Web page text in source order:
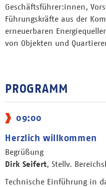
Geschäftsführer:innen,
Führungskräfte aus der
erneuerbaren
von Objekten und
PROGRAMM
09:00
Herzlich willkommen
Begrüßung
Dirk Seifert, Stellv.
Technische Einführung in